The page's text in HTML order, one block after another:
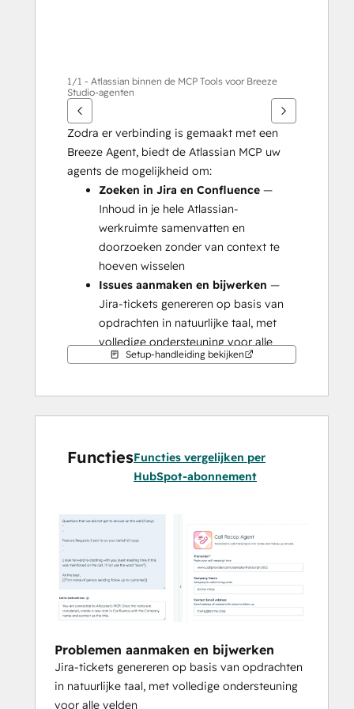
1/1 - Atlassian binnen de MCP Tools voor Breeze
Studio-agenten
Zodra er verbinding is gemaakt met een
Breeze Agent, biedt de Atlassian MCP uw
agents de mogelijkheid om:
Zoeken in Jira en Confluence —
Inhoud in je hele Atlassian-
werkruimte samenvatten en
doorzoeken zonder van context te
hoeven wisselen
Issues aanmaken en bijwerken —
Jira-tickets genereren op basis van
opdrachten in natuurlijke taal, met
volledige ondersteuning voor alle
velden
Documentatiepagina’s rechtstreeks
vanuit HubSpot aanmaken, lezen en
Herhalend werk automatiseren
Tickets genereren op basis van
Setup-handleiding bekijken
FunctiesFuncties vergelijken per
HubSpot-abonnement
Problemen aanmaken en bijwerken
Jira-tickets genereren op basis van opdrachten
in natuurlijke taal, met volledige ondersteuning
voor alle velden